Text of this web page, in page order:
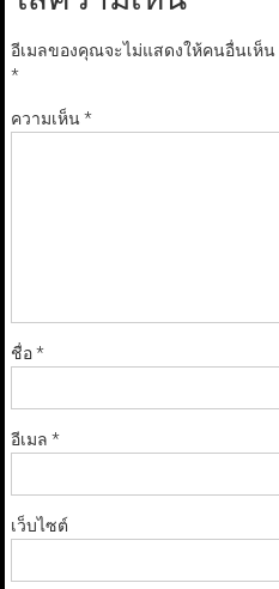
อีเมลของคุณจะไม่แสดงให้คนอื่นเห็น
*
ความเห็น*
ชื่อ*
อีเมล *
เว็บไซต์